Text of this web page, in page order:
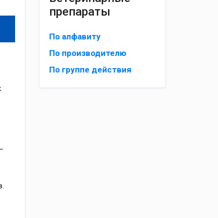
препараты
По алфавиту
По производителю
По группе действия